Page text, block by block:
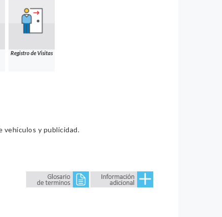
Registro de Visitas
vehículos y publicidad.